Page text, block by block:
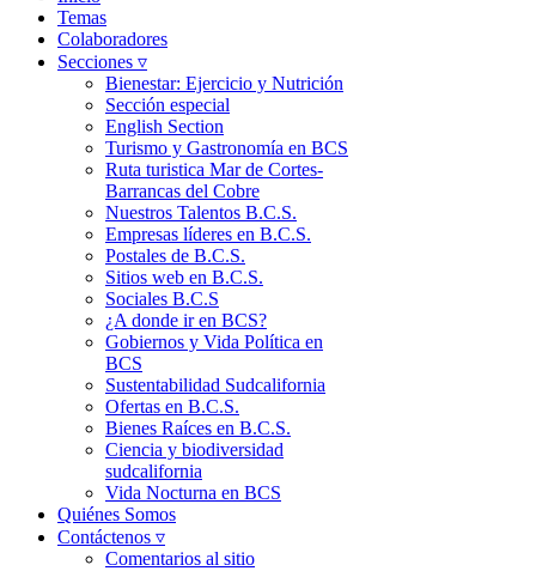
Temas
Colaboradores
Secciones ▿
Bienestar: Ejercicio y Nutrición
Sección especial
English Section
Turismo y Gastronomía en BCS
Ruta turistica Mar de Cortes-
Barrancas del Cobre
Nuestros Talentos B.C.S.
Empresas líderes en B.C.S.
Postales de B.C.S.
Sitios web en B.C.S.
Sociales B.C.S
¿A donde ir en BCS?
Gobiernos y Vida Política en
BCS
Sustentabilidad Sudcalifornia
Ofertas en B.C.S.
Bienes Raíces en B.C.S.
Ciencia y biodiversidad
sudcalifornia
Vida Nocturna en BCS
Quiénes Somos
Contáctenos ▿
Comentarios al sitio